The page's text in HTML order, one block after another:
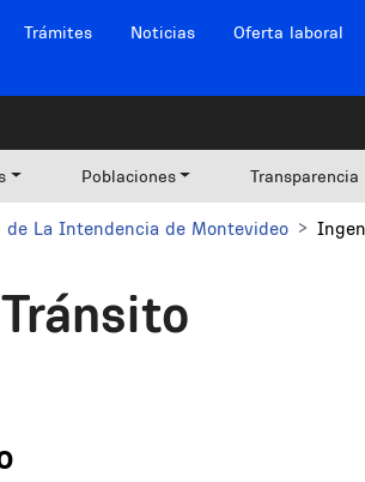
Trámites Noticias Oferta laboral
Poblaciones Transparencia
de La Intendencia de Montevideo